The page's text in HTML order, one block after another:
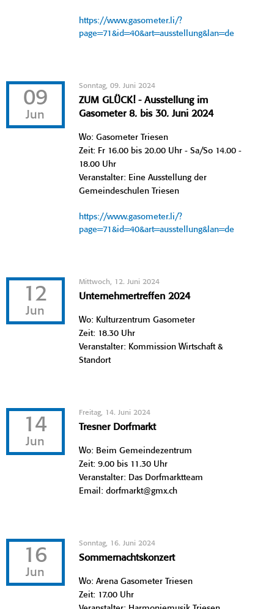
https://www.gasometer.li/?
page=71&id=40&art=ausstellung&lan=de
09
Jun
Sonntag, 09. Juni 2024
ZUM GLÜCK! - Ausstellung im
Gasometer 8. bis 30. Juni 2024
Wo: Gasometer Triesen
Zeit: Fr 16.00 bis 20.00 Uhr - Sa/So 14.00 -
18.00 Uhr
Veranstalter: Eine Ausstellung der
Gemeindeschulen Triesen
https://www.gasometer.li/?
page=71&id=40&art=ausstellung&lan=de
12
Jun
Mittwoch, 12. Juni 2024
Unternehmertreffen 2024
Wo: Kulturzentrum Gasometer
Zeit: 18.30 Uhr
Veranstalter: Kommission Wirtschaft &
Standort
14
Jun
Freitag, 14. Juni 2024
Tresner Dorfmarkt
Wo: Beim Gemeindezentrum
Zeit: 9.00 bis 11.30 Uhr
Veranstalter: Das Dorfmarktteam
Email: dorfmarkt@gmx.ch
16
Jun
Sonntag, 16. Juni 2024
Sommernachtskonzert
Wo: Arena Gasometer Triesen
Zeit: 17.00 Uhr